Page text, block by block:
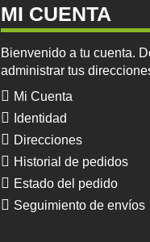
MI CUENTA
Bienvenido a tu cuenta.
administrar tus
Mi Cuenta
Identidad
Direcciones
Historial de pedidos
Estado del pedido
Seguimiento de envíos